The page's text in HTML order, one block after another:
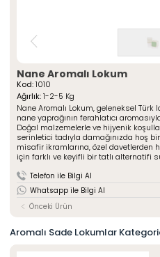
Kurumsal
» Hakkımızda
» Üretim Serüveni
» Kalite Politikamız
» İstanbul
» Sarma Lokumlar
» Çikolata Kaplı Lokumlar
» Cezeryeler
» Special Lokumlar
» Sucuk Lokumlar
» Special Paketli Lokumlar
» Geleneksel Paketli Lokumlar
Tüm Ürünler
ÖZSAFALAR
ŞEKERLEME
Hakkımızda
Üretim Serüveni
Kalite Politikamız
Mağazalarımız
Foto Galeri
Kariyer
İletişim
Nane Aromalı Lokum
Kod:1010
Ağırlık:1-2-5 Kg
Nane Aromalı Lokum, geleneksel
nane yaprağının ferahlatıcı
Doğal malzemelerle ve hijyenik
serinletici tadıyla damağınızda hoş
misafir ikramlarına, özel davetlerden
için farklı ve keyifli bir tatlı alternatifi
Telefon ile Bilgi Al
Whatsapp ile Bilgi Al
Önceki Ürün
Aromalı Sade Lokumlar